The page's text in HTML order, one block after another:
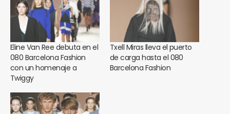
Eline Van Ree debuta en el
080 Barcelona Fashion
con un homenaje a
Twiggy
Txell Miras lleva el puerto
de carga hasta el 080
Barcelona Fashion